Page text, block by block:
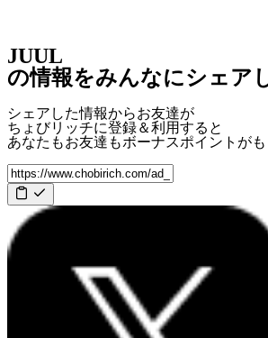
JUUL
の情報をみんなにシェア
シェアした情報からお友達が
ちょびリッチに登録＆利用すると
あなたもお友達もボーナスポイント がも